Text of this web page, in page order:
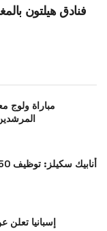
فنادق هيلتون
مباراة ولوج